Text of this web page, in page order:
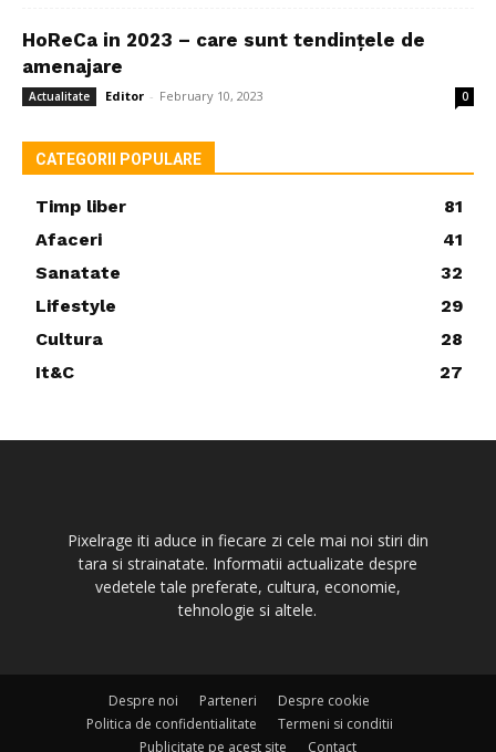
HoReCa in 2023 – care sunt tendințele de
amenajare
Actualitate Editor - February 10, 2023 0
CATEGORII POPULARE
Timp liber
81
Afaceri
41
Sanatate
32
Lifestyle
29
Cultura
28
It&C
27
Pixelrage iti aduce in fiecare zi cele mai noi stiri din
tara si strainatate. Informatii actualizate despre
vedetele tale preferate, cultura, economie,
tehnologie si altele.
Despre noi Parteneri
Despre cookie
Politica de confidentialitate
Termeni si conditii
Publicitate pe acest site
Contact